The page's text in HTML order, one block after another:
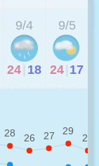
9/4
24 18
9/5
24 17